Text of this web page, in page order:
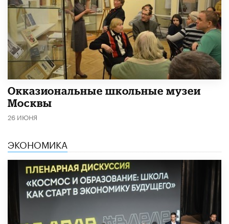
​Окказиональные школьные музеи
Москвы
26 ИЮНЯ
ЭКОНОМИКА